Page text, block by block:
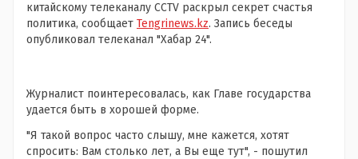
китайскому телеканалу ССTV раскрыл секрет счастья
политика, сообщает Tengrinews.kz. Запись беседы
опубликовал телеканал "Хабар 24".
Журналист поинтересовалась, как Главе государства
удается быть в хорошей форме.
"Я такой вопрос часто слышу, мне кажется, хотят
спросить: Вам столько лет, а Вы еще тут", - пошутил